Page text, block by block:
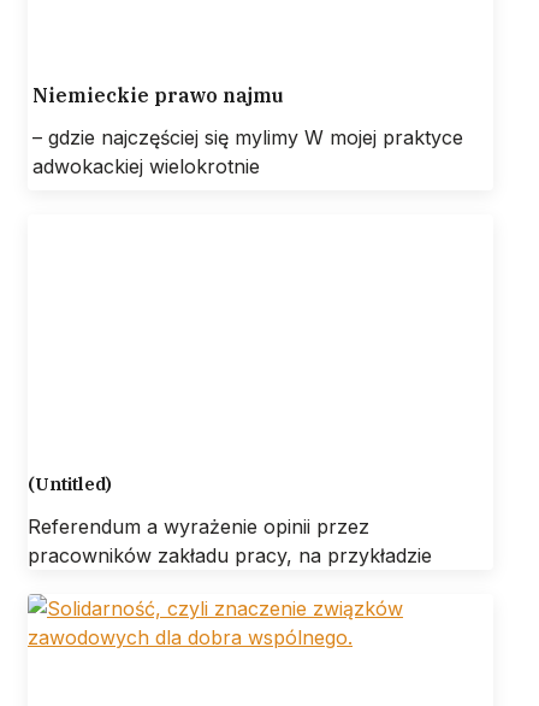
Niemieckie prawo najmu
– gdzie najczęściej się mylimy W mojej praktyce
adwokackiej wielokrotnie
(Untitled)
Referendum a wyrażenie opinii przez
pracowników zakładu pracy, na przykładzie